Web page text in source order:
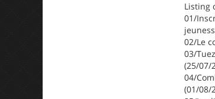
Listing
01/
02/Le
03/
(25/07/
04/
(01/08/